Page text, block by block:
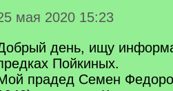
мая 2020 15:23
день, ищу
Пойкиных.
прадед Семен